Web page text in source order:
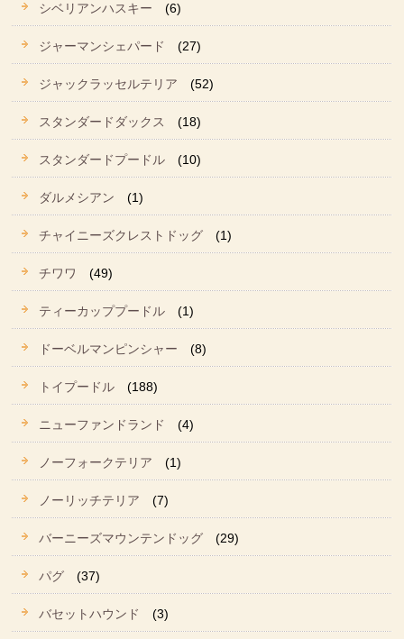
シベリアンハスキー (6)
ジャーマンシェパード (27)
ジャックラッセルテリア (52)
スタンダードダックス (18)
スタンダードプードル (10)
ダルメシアン (1)
チャイニーズクレストドッグ (1)
チワワ (49)
ティーカッププードル (1)
ドーベルマンピンシャー (8)
トイプードル (188)
ニューファンドランド (4)
ノーフォークテリア (1)
ノーリッチテリア (7)
バーニーズマウンテンドッグ (29)
パグ (37)
バセットハウンド (3)